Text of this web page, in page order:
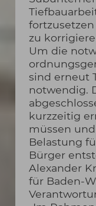
zu
Um die
sind erneut
notwendig.
kurzzeitig
müssen
Belastung
Bürger
Alexander
für Baden-